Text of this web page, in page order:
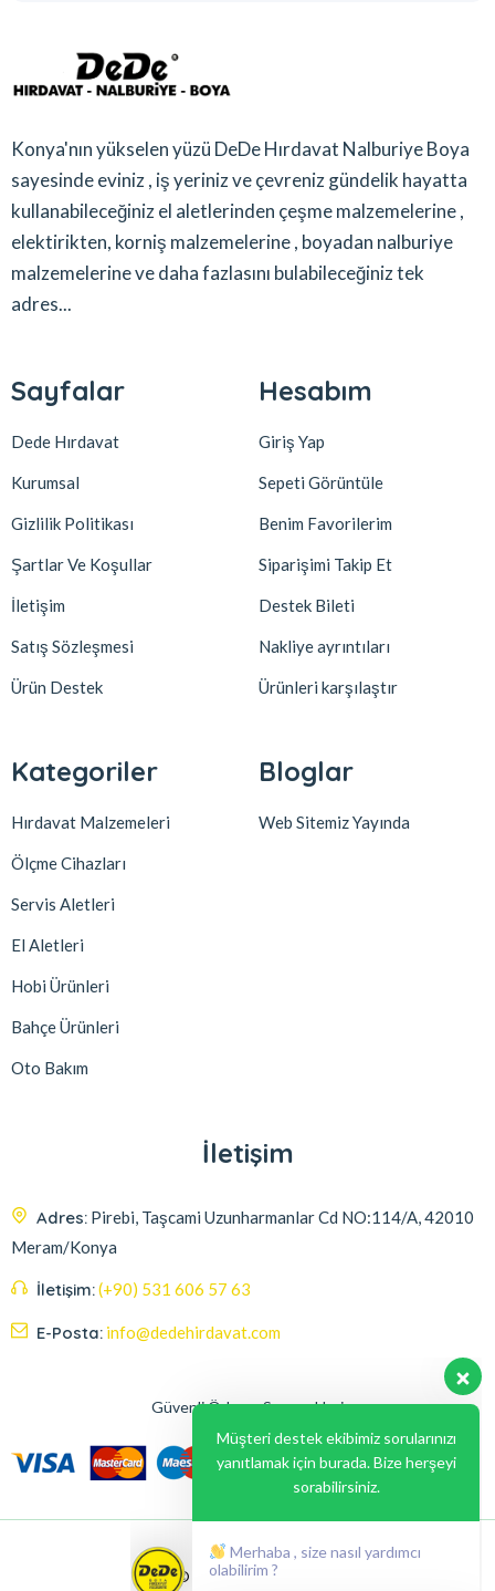
Konya'nın yükselen yüzü DeDe Hırdavat Nalburiye Boya
sayesinde eviniz , iş yeriniz ve çevreniz gündelik hayatta
kullanabileceğiniz el aletlerinden çeşme malzemelerine ,
elektirikten, korniş malzemelerine , boyadan nalburiye
malzemelerine ve daha fazlasını bulabileceğiniz tek
adres...
Sayfalar
Dede Hırdavat
Kurumsal
Gizlilik Politikası
Şartlar Ve Koşullar
İletişim
Satış Sözleşmesi
Ürün Destek
Hesabım
Giriş Yap
Sepeti Görüntüle
Benim Favorilerim
Siparişimi Takip Et
Destek Bileti
Nakliye ayrıntıları
Ürünleri karşılaştır
Kategoriler
Hırdavat Malzemeleri
Ölçme Cihazları
Servis Aletleri
El Aletleri
Hobi Ürünleri
Bahçe Ürünleri
Oto Bakım
Bloglar
Web Sitemiz Yayında
İletişim
Adres: Pirebi, Taşcami Uzunharmanlar Cd NO:114/A, 42010
Meram/Konya
İletişim:(+90) 531 606 57 63
E-Posta: info@dedehirdavat.com
Güvenli Ödeme Seçenekleri
© 2024, Liabil Dizayn
yanıtlamak için burada. Bize herşeyi
sorabilirsiniz.
olabilirim ?